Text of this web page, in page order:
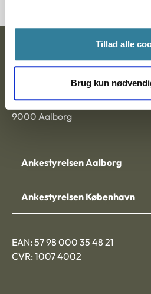
Tillad alle
Brug kun
Nytorv 7, 2. sal
9000 Aalborg
Ankestyrelsen Aalborg
Ankestyrelsen København
EAN: 57 98 000 35 48 21
CVR: 1007 4002